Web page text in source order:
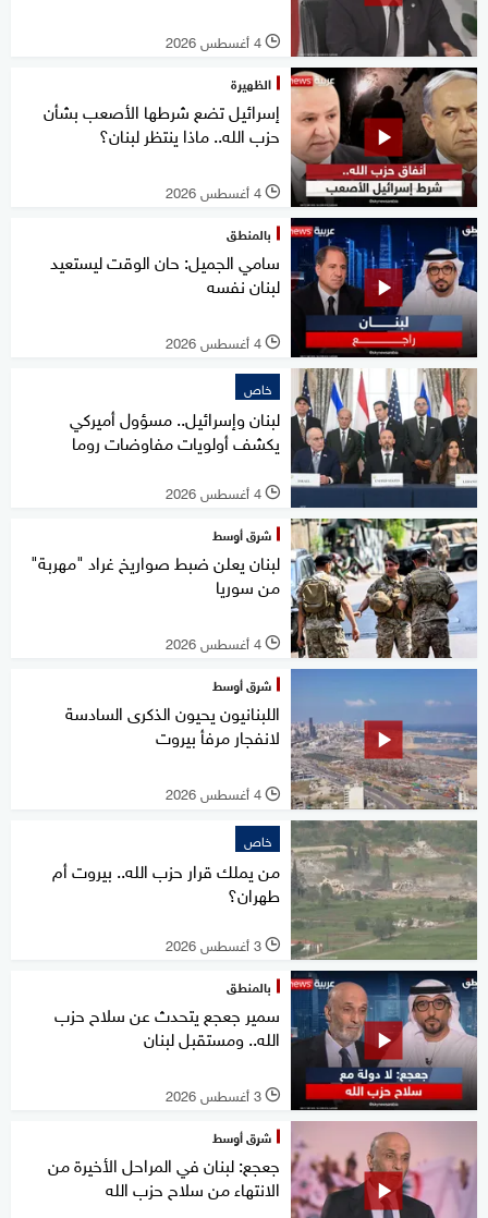
l 4 أغسطس 2026
الظهيرة
إسرائيل تضع شرطها الأصعب بشأن
حزب الله.. ماذا ينتظر لبنان؟
l 4 أغسطس 2026
بالمنطق
سامي الجميل: حان الوقت ليستعيد
لبنان نفسه
l 4 أغسطس 2026
خاص
لبنان وإسرائيل.. مسؤول أميركي
يكشف أولويات مفاوضات روما
l 4 أغسطس 2026
شرق أوسط
لبنان يعلن ضبط صواريخ غراد "مهربة"
من سوريا
l 4 أغسطس 2026
شرق أوسط
اللبنانيون يحيون الذكرى السادسة
لانفجار مرفأ بيروت
l 4 أغسطس 2026
خاص
من يملك قرار حزب الله.. بيروت أم
طهران؟
l 3 أغسطس 2026
بالمنطق
سمير جعجع يتحدث عن سلاح حزب
الله.. ومستقبل لبنان
l 3 أغسطس 2026
شرق أوسط
جعجع: لبنان في المراحل الأخيرة من
الانتهاء من سلاح حزب الله